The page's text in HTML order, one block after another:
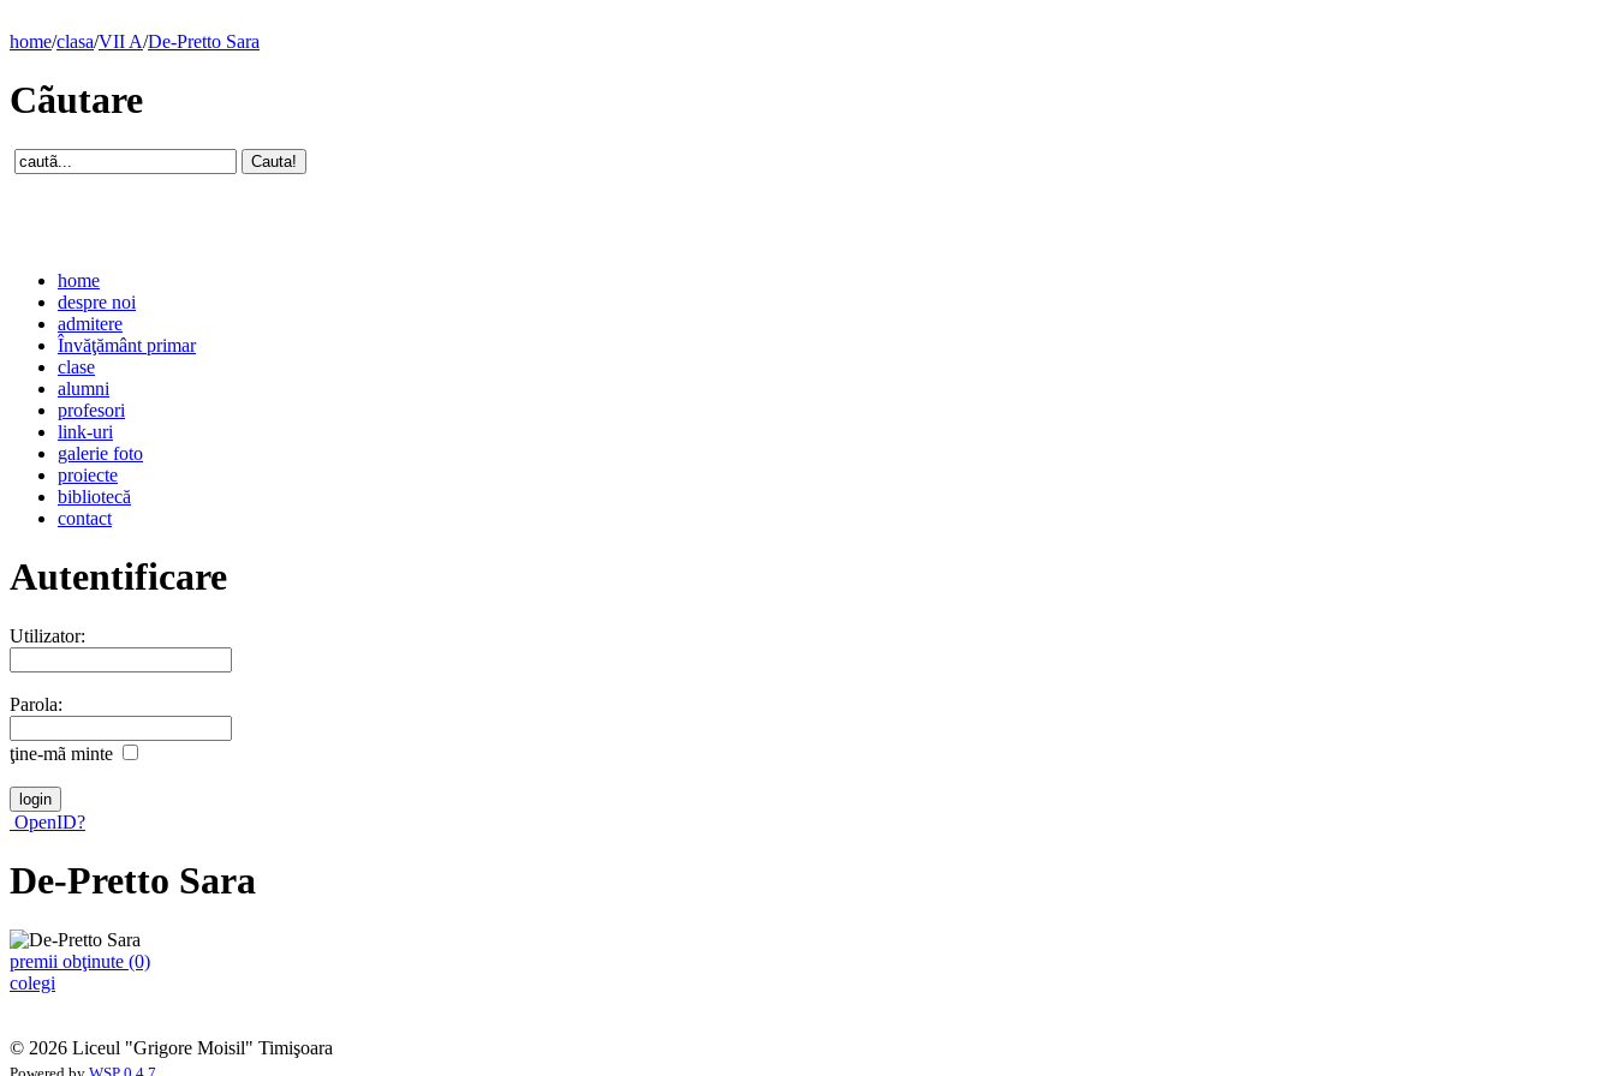
home/clasa/VII A/De-Pretto Sara
Cãutare
home
despre noi
admitere
Învăţământ primar
clase
alumni
profesori
link-uri
galerie foto
proiecte
bibliotecă
contact
Autentificare
Utilizator:
Parola:
ţine-mã minte
OpenID?
De-Pretto Sara
premii obţinute (0)
colegi
© 2026 Liceul "Grigore Moisil" Timişoara